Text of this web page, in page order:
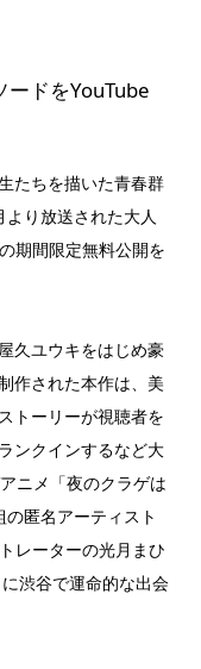
ードをYouTube
たちを描いた青春群
り放送された大人
期間限定無料公開を
久ユウキをはじめ豪
作された本作は、美
トーリーが視聴者を
ンクインするなど大
ニメ「夜のクラゲは
匿名アーティスト
レーターの光月まひ
渋谷で運命的な出会